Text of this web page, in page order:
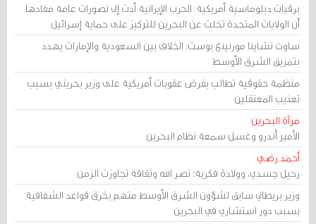
برقيات دبلوماسية أمريكية: الحرب الإيرانية أدت إلى تصورات عامة مفادها
أن الولايات المتحدة تخلت عن البحرين للتركيز على حماية إسرائيل
ساوث تشاينا مورنينغ بوست: الخلاف بين السعودية والإمارات يهدد
بتمزيق الشرق الأوسط
منظمة حقوقية تطالب بفرض عقوبات أمريكية على وزير بحريني بسبب
تعذيب المعتقلين
مرآة البحرين
الأمير أندرو وغسل سمعة نظام البحرين
أحمد رضي
رحيل جسدي، وولادة فكرية: نصر الله وثقافة تجاوزت الزمن
وزير بريطاني سابق لشؤون الشرق الأوسط متهم بخرق قواعد الشفافية
بسبب دور استشاري في البحرين